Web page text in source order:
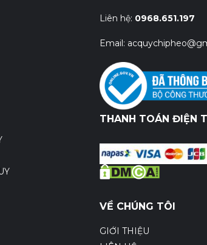
Liên hệ: 0968.651.197
Email:
THANH TOÁN ĐIỆN
VỀ CHÚNG TÔI
GIỚI THIỆU